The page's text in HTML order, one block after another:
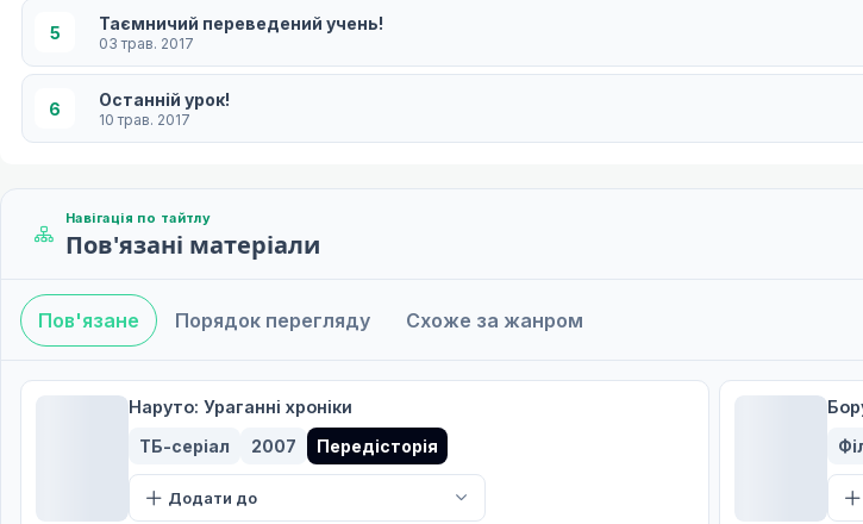
5 Таємничий переведений учень!
03 трав. 2017
6 Останній урок!
10 трав. 2017
Одкровення Сну
Доказ себе
31 трав. 2017
Інцидент із привидом: розслідування починається!
Тінь Майстра
14 черв. 2017
Навігація по тайтлу
Пов'язані матеріали
Пов'язане Порядок перегляду Схоже за жанром
Наруто: Ураганні хроніки
ТБ-серіал
2007 Передісторія
Додати до